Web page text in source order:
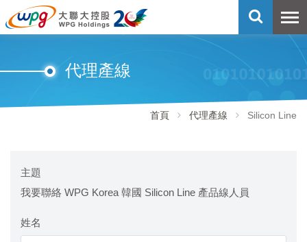
代理產線
首頁 代理產線 Silicon Line
主題
我要聯絡 WPG Korea 韓國 Silicon Line 產品線人員
姓名